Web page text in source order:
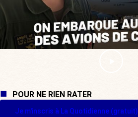
POUR NE RIEN RATER
Je m'inscris à La Quotidienne (gratuit)